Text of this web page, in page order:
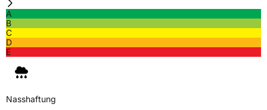
A
B
C
D
E
Nasshaftung